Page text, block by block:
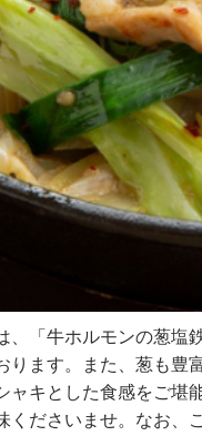
、「牛ホルモンの葱塩
ります。また、葱も豊
ャキとした食感をご堪
くださいませ。なお、